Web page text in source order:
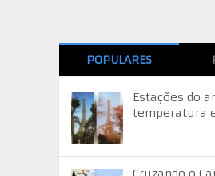
POPULARES
Estações do
temperatura